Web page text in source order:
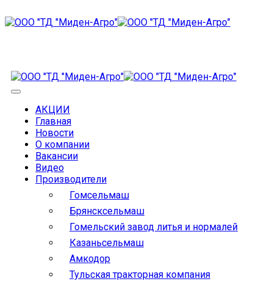
АКЦИИ
Главная
Новости
О компании
Вакансии
Видео
Производители
Гомсельмаш
Брянсксельмаш
Гомельский завод литья и нормалей
Казаньсельмаш
Амкодор
Тульская тракторная компания